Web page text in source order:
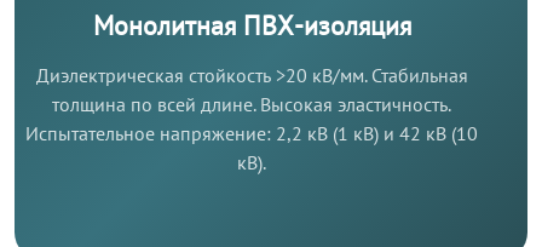
Монолитная ПВХ-изоляция
Диэлектрическая стойкость >20 кВ/мм. Стабильная
толщина по всей длине. Высокая эластичность.
Испытательное напряжение: 2,2 кВ (1 кВ) и 42 кВ (10
кВ).